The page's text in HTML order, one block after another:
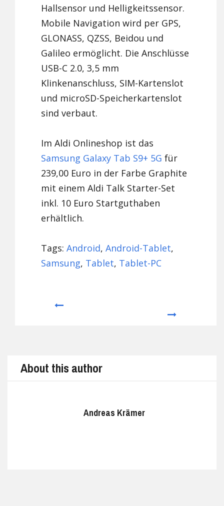
Hallsensor und Helligkeitssensor.
Mobile Navigation wird per GPS,
GLONASS, QZSS, Beidou und
Galileo ermöglicht. Die Anschlüsse
USB-C 2.0, 3,5 mm
Klinkenanschluss, SIM-Kartenslot
und microSD-Speicherkartenslot
sind verbaut.
Im Aldi Onlineshop ist das
Samsung Galaxy Tab S9+ 5G für
239,00 Euro in der Farbe Graphite
mit einem Aldi Talk Starter-Set
inkl. 10 Euro Startguthaben
erhältlich.
Tags:Android,Android-Tablet,
Samsung, Tablet, Tablet-PC
About this author
Andreas Krämer